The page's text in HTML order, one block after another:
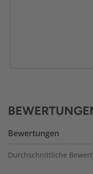
Bewertungen
Durchschnittliche